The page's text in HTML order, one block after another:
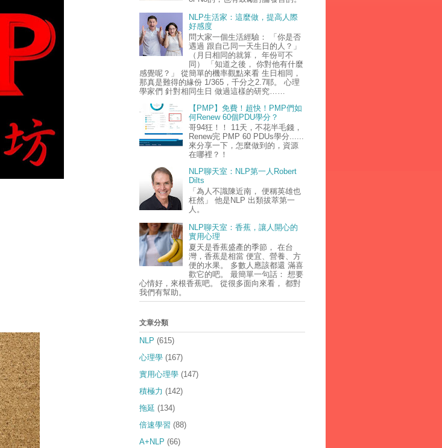
NLP生活家：這麼做，提高人際
好感度
問大家一個生活經驗： 「你是否
遇過 跟自己同一天生日的人？」
（月日相同的就算， 年份可不
同） 「知道之後， 你對他有什麼
感覺呢？」 從簡單的機率觀點來看 生日相同，
那真是難得的緣份 1/365，千分之2.7耶。 心理
學家們 針對相同生日 做過這樣的研究……
【PMP】免費！超快！PMP們如
何Renew 60個PDU學分？
哥94狂！！ 11天，不花半毛錢，
Renew完 PMP 60 PDUs學分......
來分享一下，怎麼做到的，資源
在哪裡？！
NLP聊天室：NLP第一人Robert
Dilts
「為人不識陳近南， 便稱英雄也
枉然」 他是NLP 出類拔萃第一
人。
NLP聊天室：香蕉，讓人開心的
實用心理
夏天是香蕉盛產的季節， 在台
灣，香蕉是相當 便宜、營養、方
便的水果。 多數人應該都還 滿喜
歡它的吧。 最簡單一句話： 想要
心情好，來根香蕉吧。 從很多面向來看， 都對
我們有幫助。
文章分類
NLP (615)
心理學 (167)
實用心理學 (147)
積極力 (142)
拖延 (134)
倍速學習 (88)
A+NLP (66)